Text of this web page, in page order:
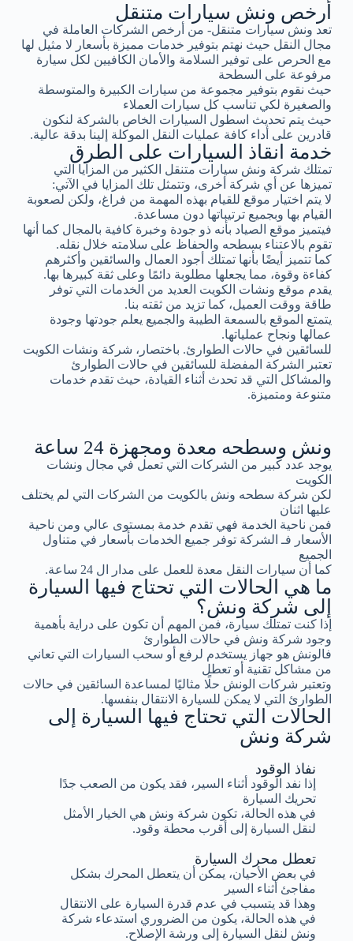
أرخص ونش سيارات متنقل
تعد ونش سيارات متنقل- من أرخص الشركات العاملة في
مجال النقل حيث نهتم بتوفير خدمات مميزة بأسعار لا مثيل لها
مع الحرص على توفير السلامة والأمان الكافيين لكل سيارة
مرفوعة على السطحة
حيث نقوم بتوفير مجموعة من سيارات الكبيرة والمتوسطة
والصغيرة لكي تناسب كل سيارات العملاء
حيث يتم تحديث اسطول السيارات الخاص بالشركة لنكون
قادرين على أداء كافة عمليات النقل الموكلة إلينا بدقة عالية.
خدمة انقاذ السيارات على الطرق
تمتلك شركة ونش سيارات متنقل الكثير من المزايا التي
تميزها عن أي شركة أخرى، وتتمثل تلك المزايا في الآتي:
لا يتم اختيار موقع للقيام بهذه المهمة من فراغ، ولكن لصعوبة
القيام بها وبجميع ترتيباتها دون مساعدة.
فيتميز موقع الصياد بأنه ذو جودة وخبرة كافية بالمجال كما أنها
تقوم بالاعتناء بسطحه والحفاظ على سلامته خلال نقله.
كما تتميز أيضًا بأنها تمتلك أجود العمال والسائقين وأكثرهم
كفاءة وقوة، مما يجعلها مطلوبة دائمًا وعلى ثقة كبيرها بها.
يقدم موقع ونشات الكويت العديد من الخدمات التي توفر
طاقة ووقت العميل، كما تزيد من ثقته بنا.
يتمتع الموقع بالسمعة الطيبة والجميع يعلم جودتها وجودة
عمالها ونجاح عملياتها.
للسائقين في حالات الطوارئ. باختصار، شركة ونشات الكويت
تعتبر الشركة المفضلة للسائقين في حالات الطوارئ
والمشاكل التي قد تحدث أثناء القيادة، حيث تقدم خدمات
متنوعة ومتميزة.
ونش وسطحه معدة ومجهزة 24 ساعة
يوجد عدد كبير من الشركات التي تعمل في مجال ونشات
الكويت
لكن شركة سطحه ونش بالكويت من الشركات التي لم يختلف
عليها اثنان
فمن ناحية الخدمة فهي تقدم خدمة بمستوى عالي ومن ناحية
الأسعار فـ الشركة توفر جميع الخدمات بأسعار في متناول
الجميع
كما أن سيارات النقل معدة للعمل على مدار ال 24 ساعة.
ما هي الحالات التي تحتاج فيها السيارة
إلى شركة ونش؟
إذا كنت تمتلك سيارة، فمن المهم أن تكون على دراية بأهمية
وجود شركة ونش في حالات الطوارئ
فالونش هو جهاز يستخدم لرفع أو سحب السيارات التي تعاني
من مشاكل تقنية أو تعطل
وتعتبر شركات الونش حلًا مثاليًا لمساعدة السائقين في حالات
الطوارئ التي لا يمكن للسيارة الانتقال بنفسها.
الحالات التي تحتاج فيها السيارة إلى
شركة ونش
تعطل محرك السيارة
في بعض الأحيان، يمكن أن يتعطل المحرك بشكل
مفاجئ أثناء السير
وهذا قد يتسبب في عدم قدرة السيارة على الانتقال
في هذه الحالة، يكون من الضروري استدعاء شركة
ونش لنقل السيارة إلى ورشة الإصلاح.
نفاذ الوقود
إذا نفد الوقود أثناء السير، فقد يكون من الصعب جدًا
تحريك السيارة
في هذه الحالة، تكون شركة ونش هي الخيار الأمثل
لنقل السيارة إلى أقرب محطة وقود.